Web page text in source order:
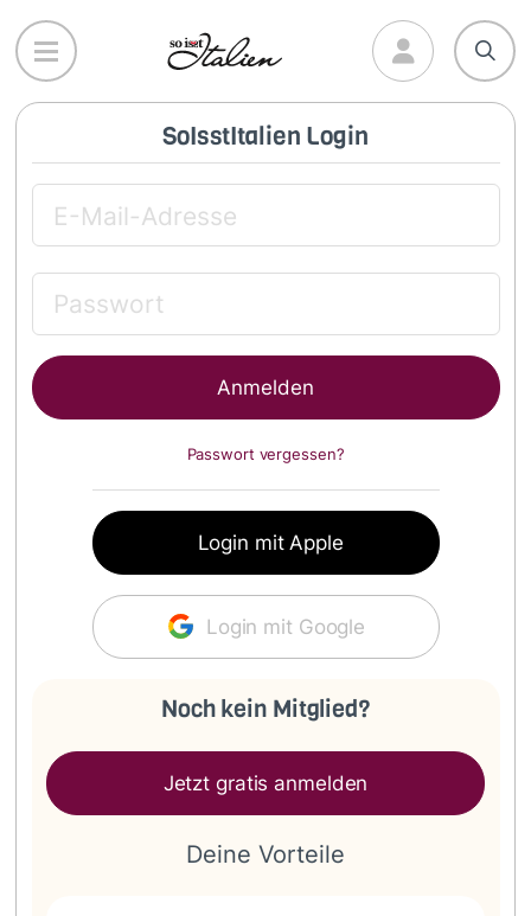
Direkt
zum
Inhalt
SoIsstItalien Login
Passwort vergessen?
Login mit Apple
Login mit Google
Noch kein Mitglied?
Jetzt gratis anmelden
Deine Vorteile